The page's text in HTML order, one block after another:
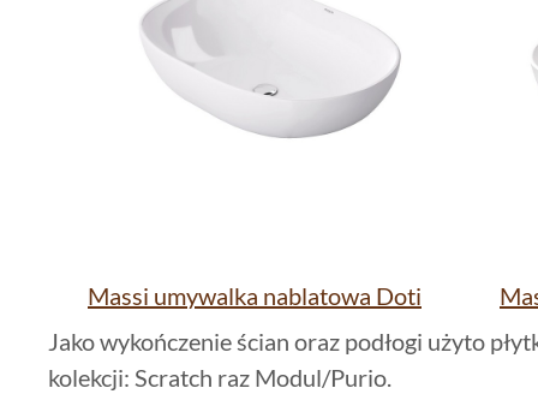
Massi umywalka nablatowa Doti
Jako wykończenie ścian oraz podłogi użyto
kolekcji: Scratch raz Modul/Purio.